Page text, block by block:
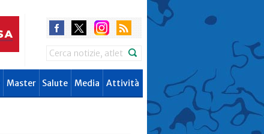
Search
Master Salute Media Attività